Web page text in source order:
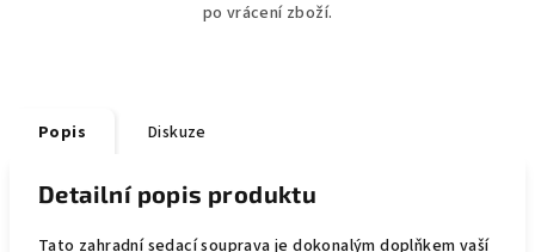
po vrácení zboží.
Popis Diskuze
Detailní popis produktu
Tato zahradní sedací souprava je dokonalým doplňkem vaší